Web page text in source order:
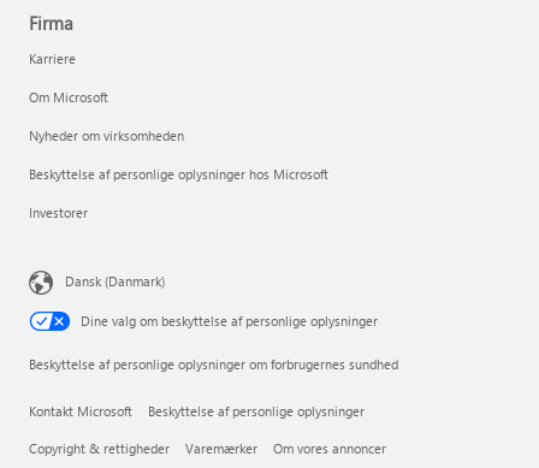
Firma
Karriere
Om Microsoft
Nyheder om virksomheden
Beskyttelse af personlige oplysninger hos Microsoft
Investorer
Dansk (Danmark)
Dine valg om beskyttelse af personlige oplysninger
Beskyttelse af personlige oplysninger om forbrugernes sundhed
Kontakt Microsoft Beskyttelse af personlige oplysninger
Copyright & rettigheder Varemærker Om vores annoncer